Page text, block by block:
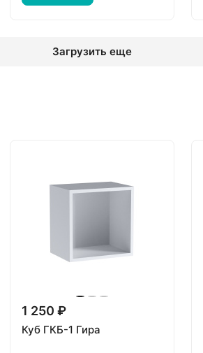
Загрузить еще
1 250 ₽
Куб ГКБ-1 Гира